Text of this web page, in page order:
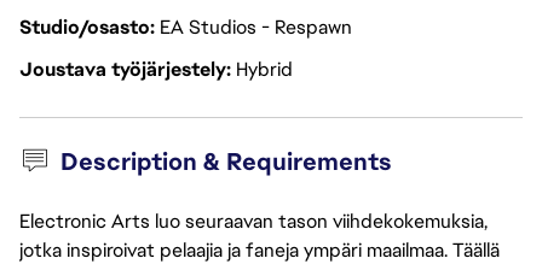
Studio/osasto EA Studios - Respawn
Joustava työjärjestely Hybrid
Description & Requirements
Electronic Arts luo seuraavan tason viihdekokemuksia,
jotka inspiroivat pelaajia ja faneja ympäri maailmaa. Täällä